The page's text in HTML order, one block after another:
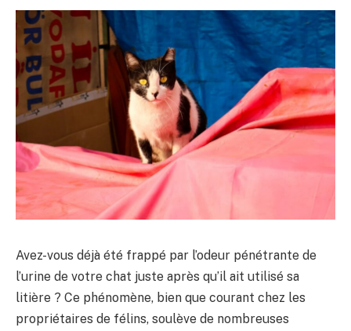
Avez-vous déjà été frappé par l’odeur pénétrante de
l’urine de votre chat juste après qu’il ait utilisé sa
litière ? Ce phénomène, bien que courant chez les
propriétaires de félins, soulève de nombreuses